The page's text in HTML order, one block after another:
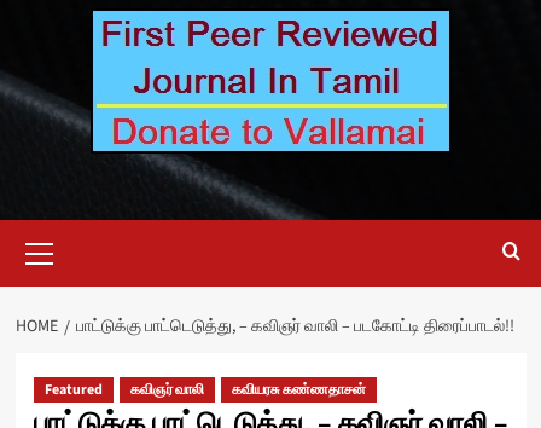
Menu
HOME பாட்டுக்கு பாட்டெடுத்து, – கவிஞர் வாலி – படகோட்டி திரைப்பாடல்!!
Featured கவிஞர் வாலி கவியரசு கண்ணதாசன்